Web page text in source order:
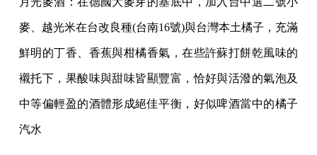
麥、越光米在台改良種(台南16號)與台灣本⼟橘子，充滿
鮮明的丁香、香蕉與柑橘香氣，在些許蘇打餅乾風味的
襯托下，果酸味與甜味皆顯豐富，恰好與活潑的氣泡及
中等偏輕盈的酒體形成絕佳平衡，好似啤酒當中的橘子
汽水